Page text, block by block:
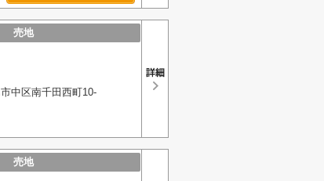
売地
中区南千田西町10-
売地